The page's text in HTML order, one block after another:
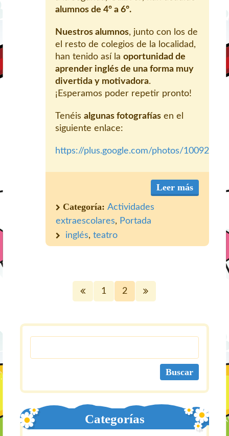
alumnos de 4º a 6º.
Nuestros alumnos, junto con los de
el resto de colegios de la localidad,
han tenido así la oportunidad de
aprender inglés de una forma muy
divertida y motivadora.
¡Esperamos poder repetir pronto!
Tenéis algunas fotografías en el
siguiente enlace:
https://plus.google.com/photos/
Leer más
Categoría: Actividades
extraescolares, Portada
inglés, teatro
1 2
Categorías